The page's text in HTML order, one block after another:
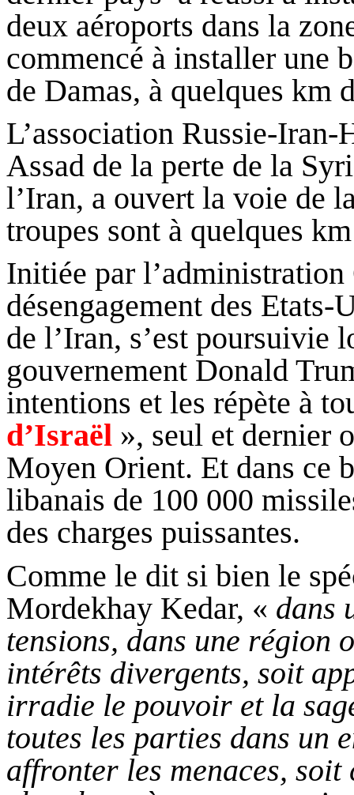
deux aéroports dans la
commencé à installer une
de Damas, à quelques km
L’association Russie-
Assad de la perte de la
l’Iran, a ouvert la voie de
troupes sont à quelques
Initiée par l’administration
désengagement des
de l’Iran, s’est poursuivie
gouvernement Donald
intentions et les répète à
d’Israël », seul et dernier
Moyen Orient. Et dans ce
libanais de 100 000
des charges puissantes.
Comme le dit si bien le
Mordekhay Kedar, « dans
tensions, dans une région
intérêts divergents, soit
irradie le pouvoir et la
toutes les parties dans un
affronter les menaces,